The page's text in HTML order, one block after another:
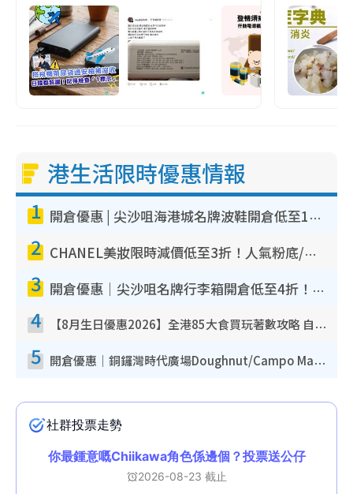
港生活限時優惠情報
1 開倉優惠 | 尖沙咀海港城名牌波鞋開倉低至1折！On鞋$899起／Joy&Peace鞋履$98起
2 CHANEL美妝限時減價低至3折！人氣粉底/唇膏/精華液低至$275！COCO香水都有平
3 開倉優惠｜尖沙咀名牌行李箱開倉低至4折！一連5日 American Tourister/ace./Hallmark $200起！
4 【8月生日優惠2026】全港85大食買玩著數攻略 自助餐/火鍋放題同行免費＋誠品/DONKI送現金券
5 開倉優惠｜銅鑼灣時代廣場Doughnut/Campo Marzio開倉低至1折！背囊、書包、手袋劈價$200起